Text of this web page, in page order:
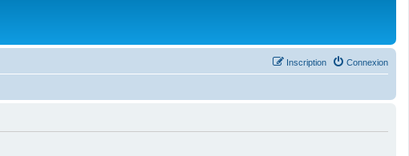
Connexion
Inscription